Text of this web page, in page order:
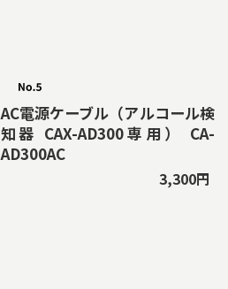
AC電源ケーブル（アルコール検
知器 CAX-AD300専用） CA-
AD300AC
3,300円